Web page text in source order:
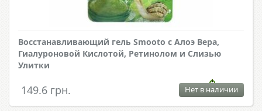
Восстанавливающий гель Smooto с Алоэ Вера,
Гиалуроновой Кислотой, Ретинолом и Слизью
Улитки
149.6 грн. Нет в наличии